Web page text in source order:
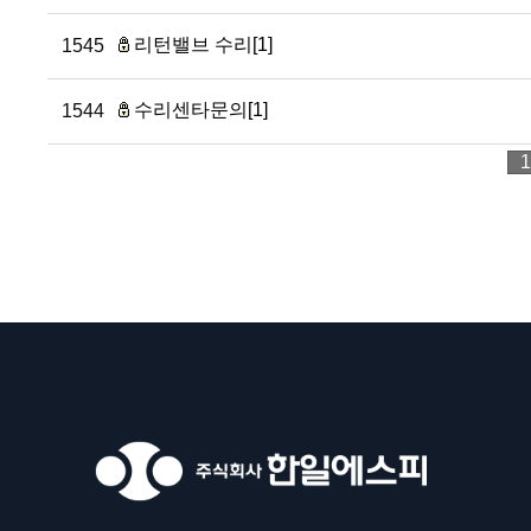
1545 리턴밸브 수리[1]
1544 수리센타문의[1]
1